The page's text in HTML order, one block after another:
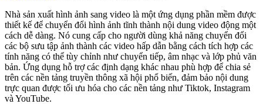
Nhà sản xuất hình ảnh sang video là một ứng dụng phần mềm được
thiết kế để chuyển đổi hình ảnh tĩnh thành nội dung video động một
cách dễ dàng. Nó cung cấp cho người dùng khả năng chuyển đổi
các bộ sưu tập ảnh thành các video hấp dẫn bằng cách tích hợp các
tính năng có thể tùy chỉnh như chuyển tiếp, âm nhạc và lớp phủ văn
bản. Ứng dụng hỗ trợ các định dạng khác nhau phù hợp để chia sẻ
trên các nền tảng truyền thông xã hội phổ biến, đảm bảo nội dung
trực quan được tối ưu hóa cho các nền tảng như Tiktok, Instagram
và YouTube.